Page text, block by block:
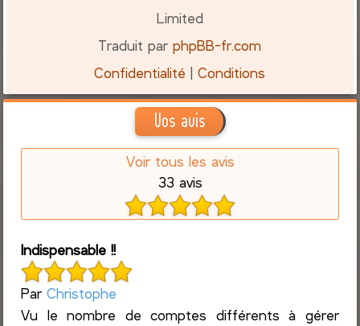
Limited
Traduit parphpBB-fr.com
Confidentialité |Conditions
Vos avis
Voir tous les avis
33 avis
Indispensable !!
ParChristophe
Vu le nombre de comptes différents à gérer